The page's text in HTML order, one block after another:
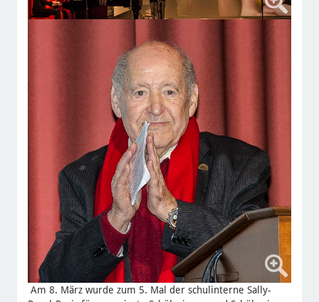
Am 8. März wurde zum 5. Mal der schulinterne Sally-